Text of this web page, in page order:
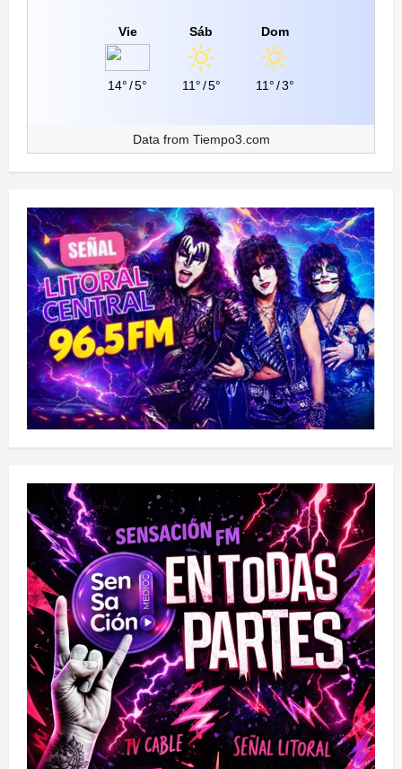
Vie
14°/5°
Sáb
11°/5°
Dom
11°/3°
Data from Tiempo3.com